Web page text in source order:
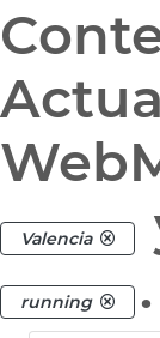
Valencia
running .